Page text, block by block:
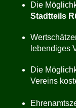
Die
Stadtteils
lebendiges
Die
Vereins